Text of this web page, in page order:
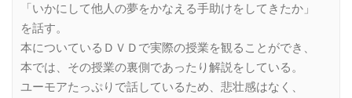
「いかにして他人の夢をかなえる手助けをしてきたか」
を話す。
本についているＤＶＤで実際の授業を観ることができ、
本では、その授業の裏側であったり解説をしている。
ユーモアたっぷりで話しているため、悲壮感はなく、